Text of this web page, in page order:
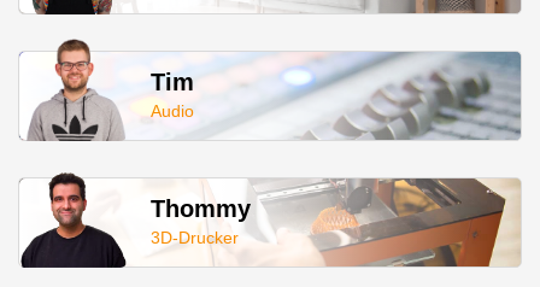
Tim
Audio
Thommy
3D-Drucker